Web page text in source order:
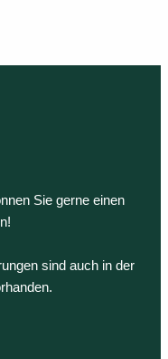
Sie gerne einen
sind auch in der